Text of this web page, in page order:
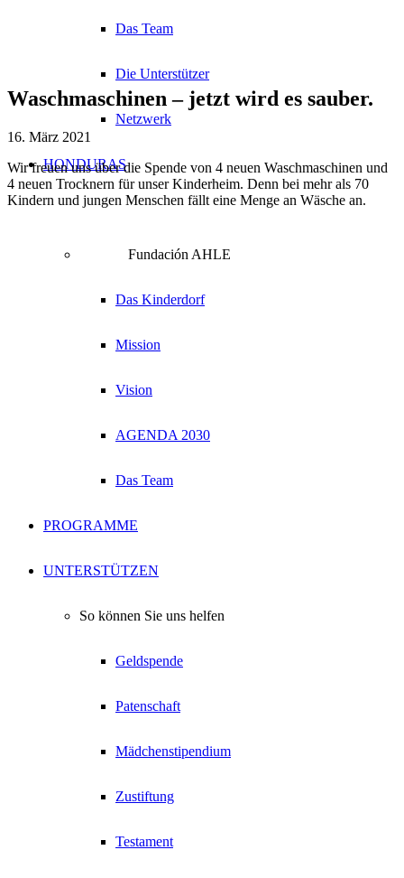
Das Team
Die Unterstützer
Netzwerk
HONDURAS
Fundación AHLE
Das Kinderdorf
Mission
Vision
AGENDA 2030
Das Team
PROGRAMME
UNTERSTÜTZEN
So können Sie uns helfen
Geldspende
Patenschaft
Mädchenstipendium
Zustiftung
Testament
Waschmaschinen – jetzt wird es sauber.
16. März 2021
Wir freuen uns über die Spende von 4 neuen Waschmaschinen und
4 neuen Trocknern für unser Kinderheim. Denn bei mehr als 70
Kindern und jungen Menschen fällt eine Menge an Wäsche an.